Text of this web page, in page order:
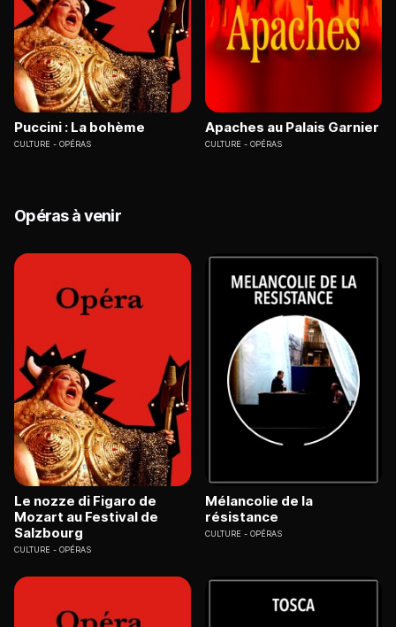
Puccini : La bohème
CULTURE OPÉRAS
Apaches au Palais Garnier
CULTURE OPÉRAS
Opéras à venir
Le nozze di Figaro de
Mozart au Festival de
Salzbourg
CULTURE OPÉRAS
Mélancolie de la
résistance
CULTURE OPÉRAS